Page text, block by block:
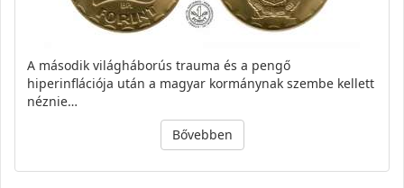
A második világháborús trauma és a pengő
hiperinflációja után a magyar kormánynak szembe kellett
néznie…
Bővebben